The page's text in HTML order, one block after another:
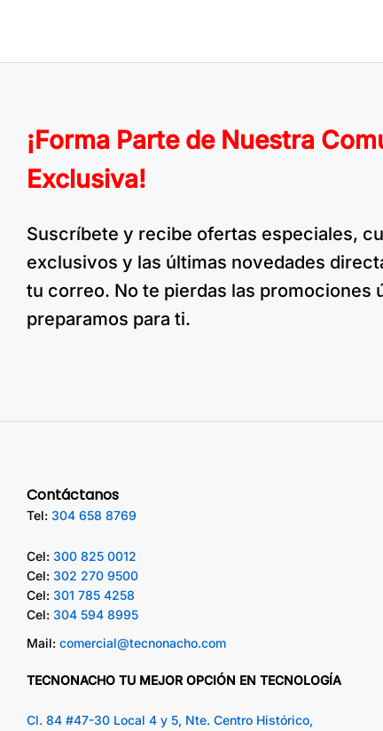
¡Forma Parte de Nuestra
Exclusiva!
Suscríbete y recibe ofertas especiales,
exclusivos y las últimas novedades
tu correo. No te pierdas las promociones
preparamos para ti.
Contáctanos
Tel: 304 658 8769
Cel: 300 825 0012
Cel: 302 270 9500
Cel: 301 785 4258
Cel: 304 594 8995
Mail: comercial@tecnonacho.com
TECNONACHO TU MEJOR OPCIÓN EN TECNOLOGÍA
Cl. 84 #47-30 Local 4 y 5, Nte. Centro Histórico,